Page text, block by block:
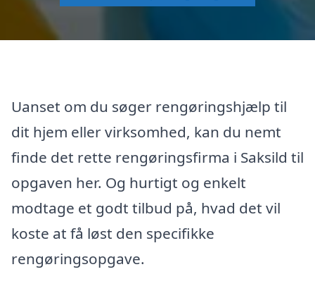
Uanset om du søger rengøringshjælp til
dit hjem eller virksomhed, kan du nemt
finde det rette rengøringsfirma i Saksild til
opgaven her. Og hurtigt og enkelt
modtage et godt tilbud på, hvad det vil
koste at få løst den specifikke
rengøringsopgave.